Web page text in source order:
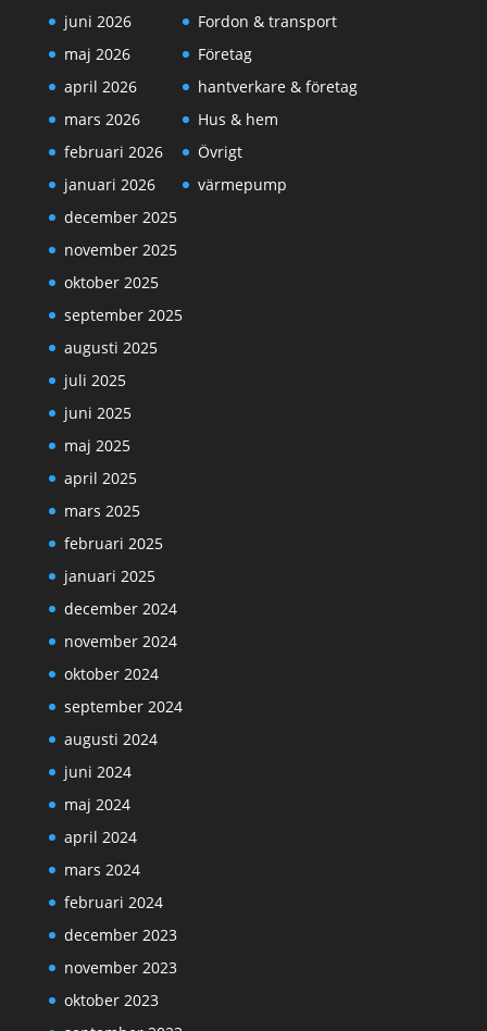
juni 2026
maj 2026
april 2026
mars 2026
februari 2026
januari 2026
december 2025
november 2025
oktober 2025
september 2025
augusti 2025
juli 2025
juni 2025
maj 2025
april 2025
mars 2025
februari 2025
januari 2025
december 2024
november 2024
oktober 2024
september 2024
augusti 2024
juni 2024
maj 2024
april 2024
mars 2024
februari 2024
december 2023
november 2023
oktober 2023
Fordon & transport
Företag
hantverkare & företag
Hus & hem
Övrigt
värmepump